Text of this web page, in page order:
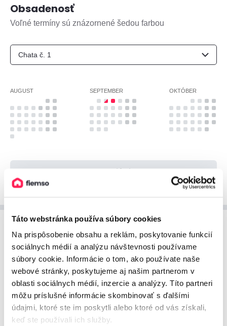
Táto webstránka používa súbory cookies
Na prispôsobenie obsahu a reklám, poskytovanie funkcií
sociálnych médií a analýzu návštevnosti používame
súbory cookie. Informácie o tom, ako používate naše
webové stránky, poskytujeme aj našim partnerom v
oblasti sociálnych médií, inzercie a analýzy. Títo partneri
môžu príslušné informácie skombinovať s ďalšími
údajmi, ktoré ste im poskytli alebo ktoré od vás získali,
keď ste používali ich služby.
Obsadenosť
Voľné termíny sú znázornené šedou farbou
AUGUST SEPTEMBER OKTÓBER
Zobraziť viac
Cenník ubytovania
Prehľad cien za ubytovanie, ktorý vám pomôže pri
plánovaní vášho pobytu.